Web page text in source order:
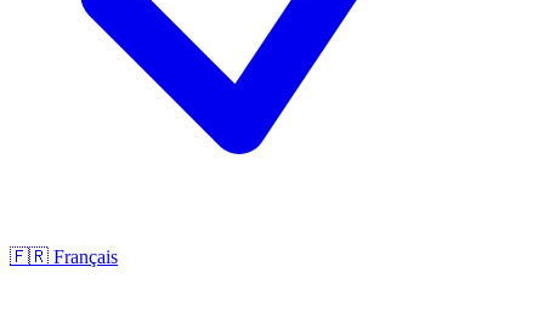
🇫🇷 Français